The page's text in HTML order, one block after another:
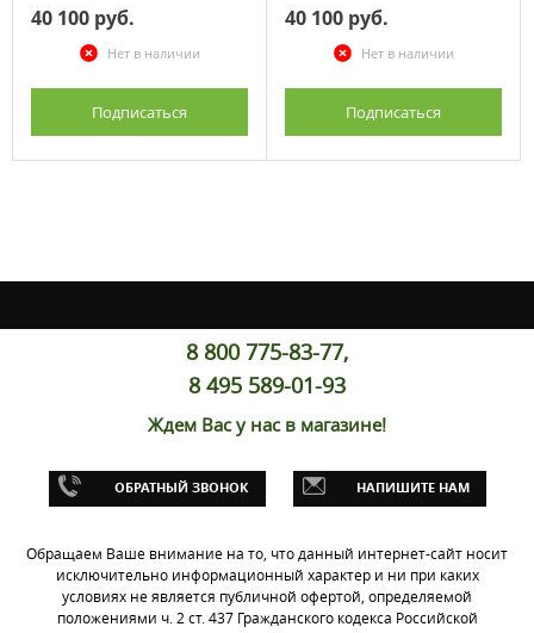
40 100 руб.
Нет в наличии
Подписаться
40 100 руб.
Нет в наличии
Подписаться
8 800 775-83-77,
8 495 589-01-93
Ждем Вас у нас в магазине!
ОБРАТНЫЙ ЗВОНОК НАПИШИТЕ НАМ
Обращаем Ваше внимание на то, что данный интернет-сайт носит
исключительно информационный характер и ни при каких
условиях не является публичной офертой, определяемой
положениями ч. 2 ст. 437 Гражданского кодекса Российской